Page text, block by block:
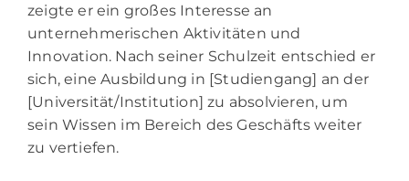
zeigte er ein großes Interesse an
unternehmerischen Aktivitäten und
Innovation. Nach seiner Schulzeit entschied er
sich, eine Ausbildung in [Studiengang] an der
[Universität/Institution] zu absolvieren, um
sein Wissen im Bereich des Geschäfts weiter
zu vertiefen.